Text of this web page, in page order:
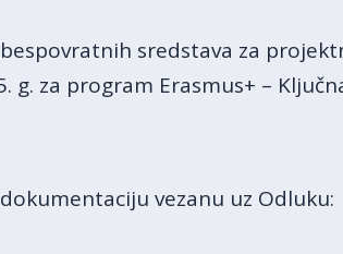
sredstava za
g. za program Erasmus+ –
vezanu uz Odluku: